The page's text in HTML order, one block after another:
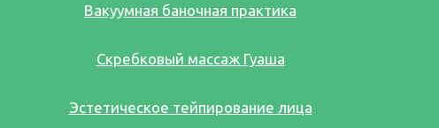
Вакуумная баночная практика
Скребковый массаж Гуаша
Эстетическое тейпирование лица